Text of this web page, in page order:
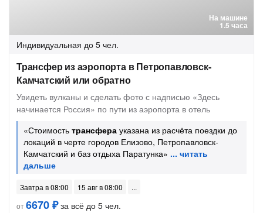
На машине
1.5 часа
Индивидуальная до 5 чел.
Трансфер из аэропорта в Петропавловск-
Камчатский или обратно
Увидеть вулканы и сделать фото с надписью «Здесь
начинается Россия» по пути из аэропорта в отель
«Стоимость трансфера указана из расчёта поездки до
локаций в черте городов Елизово, Петропавловск-
Камчатский и баз отдыха Паратунка»
Завтра в 08:00
15 авг в 08:00
от6670 ₽за всё до 5 чел.